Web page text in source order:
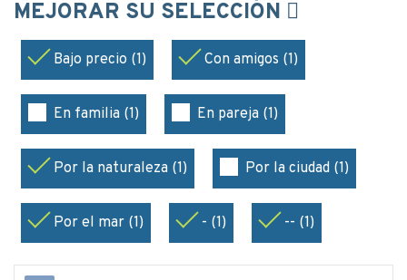
MEJORAR SU SELECCIÓN
Bajo precio (1) Con amigos (1)
En familia (1) En pareja (1)
Por la naturaleza (1) Por la ciudad (1)
Por el mar (1) - (1) -- (1)